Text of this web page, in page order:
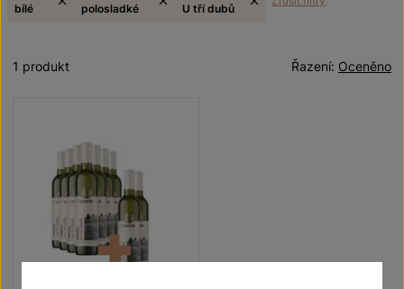
bílé
polosladké
U tří dubů
Oceněno
Řazení:
1 produkt